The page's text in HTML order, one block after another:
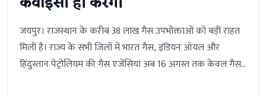
जयपुर। राजस्थान के करीब 38 लाख गैस उपभोक्ताओं को बड़ी राहत
मिली है। राज्य के सभी जिलों में भारत गैस, इंडियन ऑयल और
हिंदुस्तान पेट्रोलियम की गैस एजेंसियां अब 16 अगस्त तक केवल गैस